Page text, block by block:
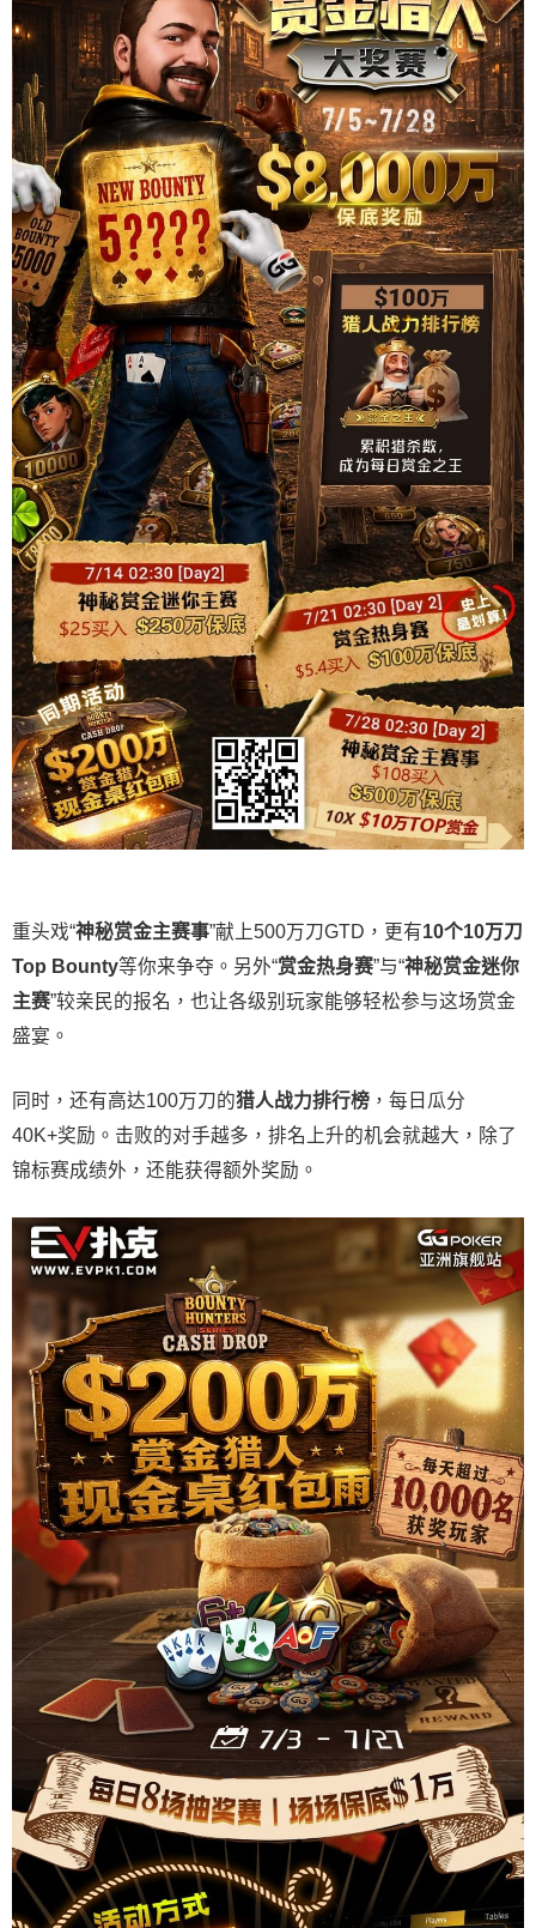
重头戏“神秘赏金主赛事”献上500万刀GTD，更有10个10万刀
Top Bounty等你来争夺。另外“赏金热身赛”与“神秘赏金迷你
主赛”较亲民的报名，也让各级别玩家能够轻松参与这场赏金
盛宴。
同时，还有高达100万刀的猎人战力排行榜 ，每日瓜分
40K+奖励。击败的对手越多，排名上升的机会就越大，除了
锦标赛成绩外，还能获得额外奖励。